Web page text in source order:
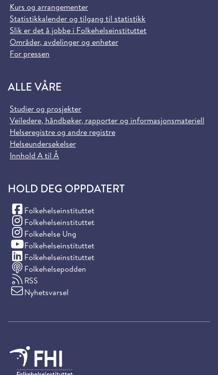
Kurs og arrangementer
Statistikkalender og tilgang til statistikk
Slik er det å jobbe i Folkehelseinstituttet
Områder, avdelinger og enheter
For pressen
ALLE VÅRE
Studier og prosjekter
Veiledere, håndbøker, rapporter og informasjonsmateriell
Helseregistre og andre registre
Helseundersøkelser
Innhold A til Å
HOLD DEG OPPDATERT
Folkehelseinstituttet
(Facebook)
Folkehelseinstituttet
(Instagram)
Folkehelse Ung
(Instagram)
Folkehelseinstituttet
(YouTube)
Folkehelseinstituttet
(LinkedIn)
Folkehelsepodden
RSS
Nyhetsvarsel